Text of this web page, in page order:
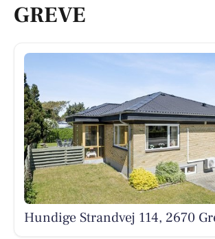
GREVE
Hundige Strandvej 114, 2670